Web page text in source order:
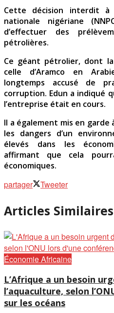
Cette décision interdit à
nationale nigériane
d’effectuer des
pétrolières.
Ce géant pétrolier, dont
celle d’Aramco en
longtemps accusé de
corruption. Edun a indiqué
l’entreprise était en cours.
Il a également mis en
les dangers d’un
élevés dans les
affirmant que cela
économiques.
partager Tweeter
Articles Similaires
Économie Africaine
L’Afrique a un besoin
l’aquaculture, selon
sur les océans